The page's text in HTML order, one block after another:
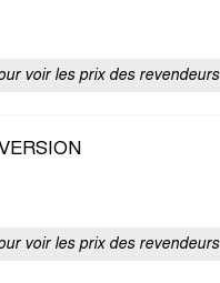
voir les prix des revendeurs
voir les prix des revendeurs